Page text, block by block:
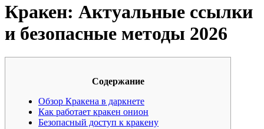
Кракен: Актуальные ссылки
и безопасные методы 2026
Содержание
Обзор Кракена в даркнете
Как работает кракен онион
Безопасный доступ к кракену